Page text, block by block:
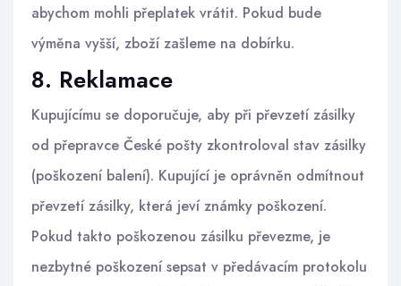
abychom mohli přeplatek vrátit. Pokud bude
výměna vyšší, zboží zašleme na dobírku.
8. Reklamace
Kupujícímu se doporučuje, aby při převzetí zásilky
od přepravce České pošty zkontroloval stav zásilky
(poškození balení). Kupující je oprávněn odmítnout
převzetí zásilky, která jeví známky poškození.
Pokud takto poškozenou zásilku převezme, je
nezbytné poškození sepsat v předávacím protokolu